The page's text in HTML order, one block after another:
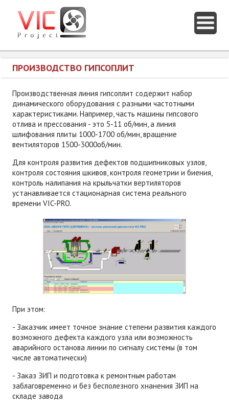
ПРОИЗВОДСТВО ГИПСОПЛИТ
Производственная линия гипсоплит содержит набор
динамического оборудования с разными частотными
характеристиками. Например, часть машины гипсового
отлива и прессования - это 5-11 об/мин, а линия
шлифования плиты 1000-1700 об/мин, вращение
вентиляторов 1500-3000об/мин.
Для контроля развития дефектов подшипниковых узлов,
контроля состояния шкивов, контроля геометрии и биения,
контроль налипания на крыльчатки вертиляторов
устанавливается стационарная система реального
времени VIC-PRO.
При этом:
- Заказчик имеет точное знание степени развития каждого
возможного дефекта каждого узла или возможность
аварийного останова линии по сигналу системы (в том
числе автоматически)
- Заказ ЗИП и подготовка к ремонтным работам
заблаговременно и без бесполезного хнанения ЗИП на
складе завода